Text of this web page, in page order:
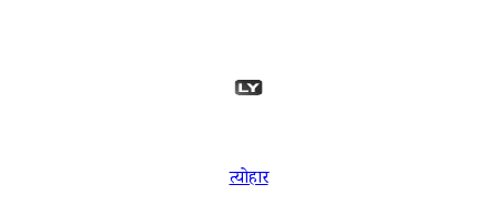
त्योहार